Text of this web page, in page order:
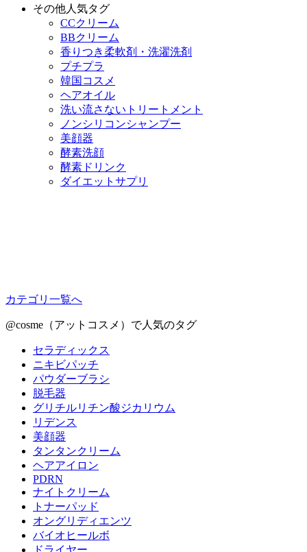
その他人気タグ
CCクリーム
BBクリーム
香りつき柔軟剤・洗濯洗剤
プチプラ
韓国コスメ
ヘアオイル
洗い流さないトリートメント
ノンシリコンシャンプー
美顔器
酵素洗顔
酵素ドリンク
ダイエットサプリ
カテゴリ一覧へ
@cosme（アットコスメ）で人気のタグ
セラディックス
ニキビパッチ
パウダーブラシ
脱毛器
グリチルリチン酸ジカリウム
リデンス
美顔器
タンタンクリーム
ヘアアイロン
PDRN
ナイトクリーム
トナーパッド
オングリディエンツ
バイオヒールボ